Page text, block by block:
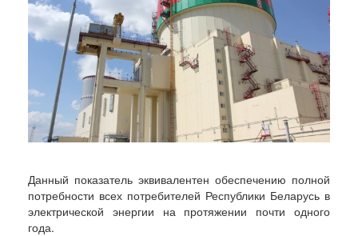
Данный показатель эквивалентен обеспечению полной
потребности всех потребителей Республики Беларусь в
электрической энергии на протяжении почти одного
года.